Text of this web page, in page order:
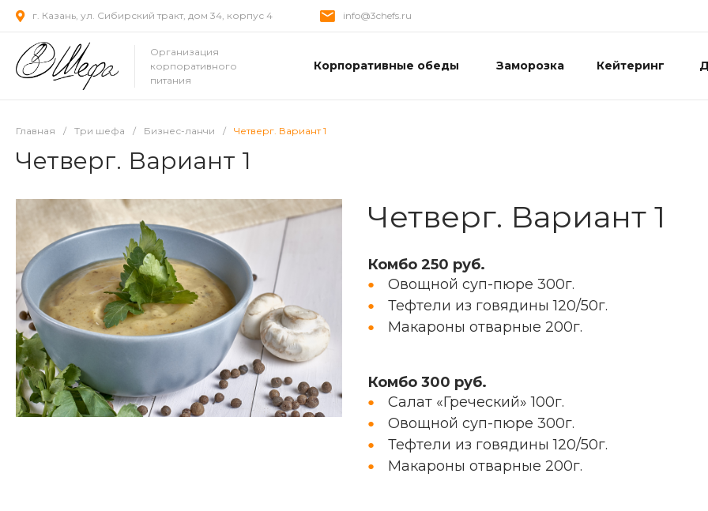
г. Казань, ул. Сибирский тракт, дом 34, корпус 4 info@3chefs.ru
Организация
корпоративного
питания
Корпоративные обеды Заморозка Кейтеринг
Главная / Три шефа / Бизнес-ланчи / Четверг. Вариант 1
Четверг. Вариант 1
Четверг. Вариант 1
Комбо 250 руб.
Овощной суп-пюре 300г.
Тефтели из говядины 120/50г.
Макароны отварные 200г.
Комбо 300 руб.
Салат «Греческий» 100г.
Овощной суп-пюре 300г.
Тефтели из говядины 120/50г.
Макароны отварные 200г.